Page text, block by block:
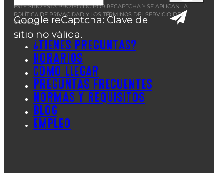
Google reCaptcha: Clave de
sitio no válida.
ESTE SITIO ESTÁ PROTEGIDO POR RECAPTCHA Y SE APLICAN LA
POLÍTICA DE PRIVACIDAD Y LOS TÉRMINOS DEL SERVICIO DE
GOOGLE.
¿TIENES PREGUNTAS?
HORARIOS
CÓMO LLEGAR
PREGUNTAS FRECUENTES
NORMAS Y REQUISITOS
BLOG
EMPLEO